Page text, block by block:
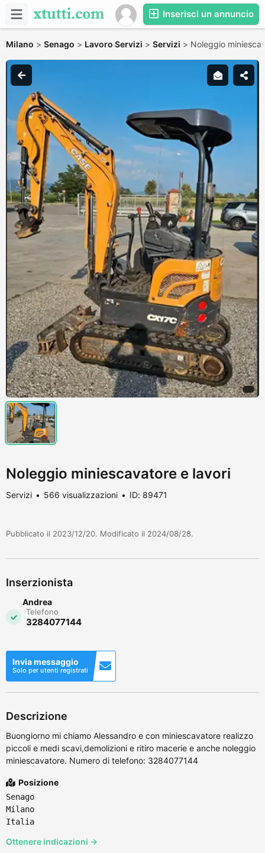
Inserisci un annuncio
Milano > Senago > Lavoro Servizi > Servizi > Noleggio
Noleggio miniescavatore e lavori
Servizi 566 visualizzazioni ID: 89471
Pubblicato il 2023/12/20. Modificato il 2024/08/28.
Inserzionista
Andrea
Telefono
3284077144
Invia messaggio
Solo per utenti registrati
Descrizione
Buongiorno mi chiamo Alessandro e con miniescavatore realizzo
piccoli e medi scavi,demolizioni e ritiro macerie e anche noleggio
miniescavatore. Numero di telefono: 3284077144
Posizione
Senago
Milano
Italia
Ottenere indicazioni →